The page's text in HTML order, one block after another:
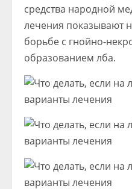
средства народной
лечения показывают
борьбе с гнойно-
образованием лба.